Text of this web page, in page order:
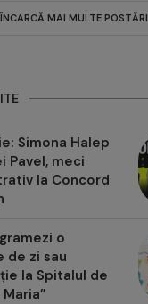
ÎNCARCĂ MAI MULTE POSTĂRI
Simona Halep
Pavel, meci
la Concord
o
de zi sau
la Spitalul de